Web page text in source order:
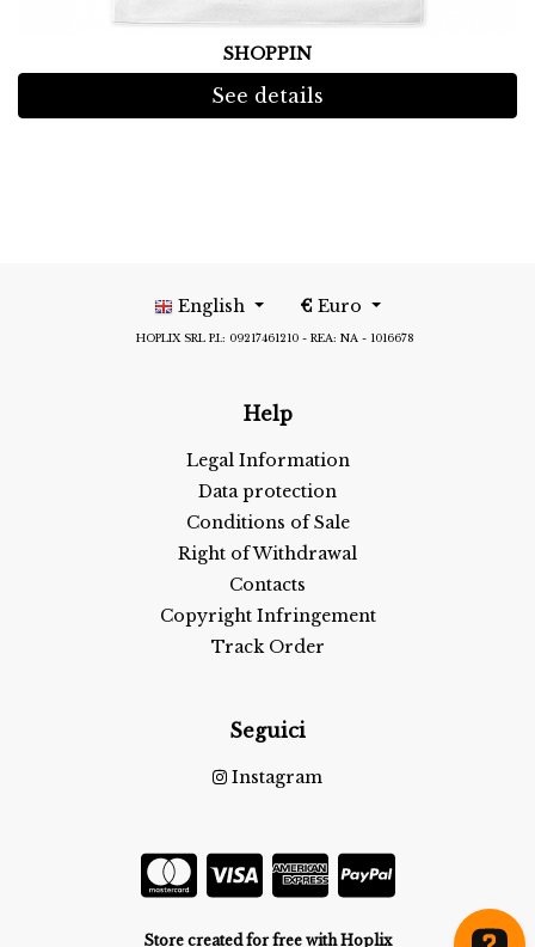
SHOPPIN
See details
English € Euro
HOPLIX SRL P.I.: 09217461210 - REA: NA - 1016678
Help
Legal Information
Data protection
Conditions of Sale
Right of Withdrawal
Contacts
Copyright Infringement
Track Order
Seguici
Instagram
Store created for free with Hoplix